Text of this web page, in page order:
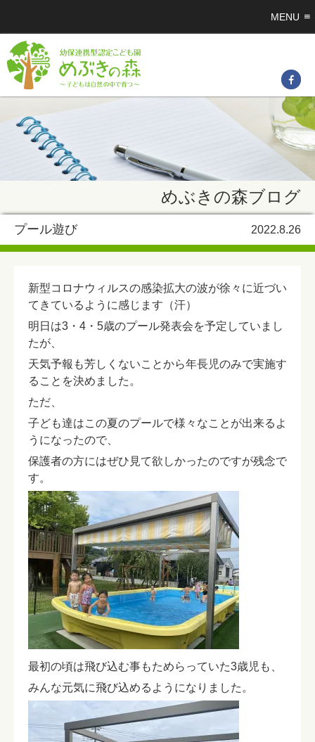
MENU
めぶきの森ブログ
プール遊び 2022.8.26
新型コロナウィルスの感染拡大の波が徐々に近づい
てきているように感じます（汗）
明日は3・4・5歳のプール発表会を予定していまし
たが、
天気予報も芳しくないことから年長児のみで実施す
ることを決めました。
ただ、
子ども達はこの夏のプールで様々なことが出来るよ
うになったので、
保護者の方にはぜひ見て欲しかったのですが残念で
す。
最初の頃は飛び込む事もためらっていた3歳児も、
みんな元気に飛び込めるようになりました。